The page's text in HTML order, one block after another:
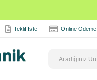
Teklif İste Online Ödeme